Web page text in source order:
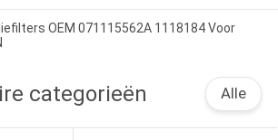
OEM 071115562A 1118184 Voor
categorieën Alle